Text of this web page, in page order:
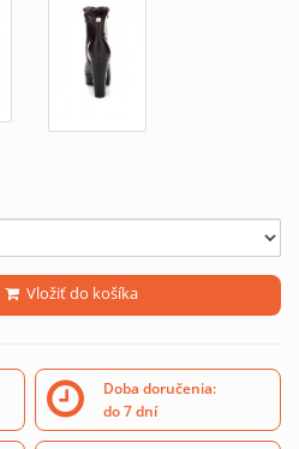
Vložiť do košíka
Doba doručenia:
do 7 dní